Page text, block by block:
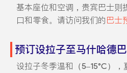
基本座位和空调，贵宾巴士则
口和零食。请访问我们的 巴士
预订设拉子至马什哈德
设拉子冬季温和（5–15°C），